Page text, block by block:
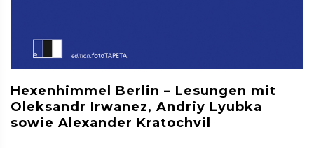
Hexenhimmel Berlin – Lesungen mit
Oleksandr Irwanez, Andriy Lyubka
sowie Alexander Kratochvil